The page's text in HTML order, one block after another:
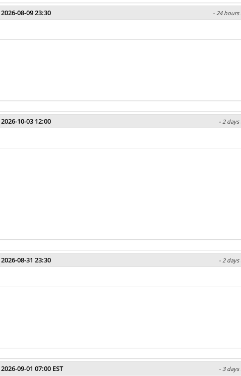
2026-08-09 23:30 - 24 hours
2026-10-03 12:00 - 2 days
2026-08-31 23:30 - 2 days
2026-09-01 07:00 EST - 3 days